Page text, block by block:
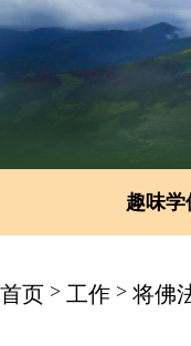
趣味学
首页 > 工作 > 将佛